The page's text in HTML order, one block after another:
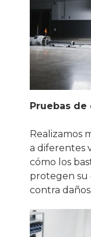
Pruebas de
Realizamos
a diferentes
cómo los
protegen su
contra daños.